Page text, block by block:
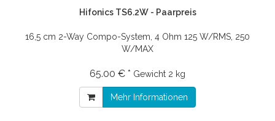
Hifonics TS6.2W - Paarpreis
16,5 cm 2-Way Compo-System, 4 Ohm 125 W/RMS, 250
W/MAX
65.00 € * Gewicht 2 kg
Mehr Informationen